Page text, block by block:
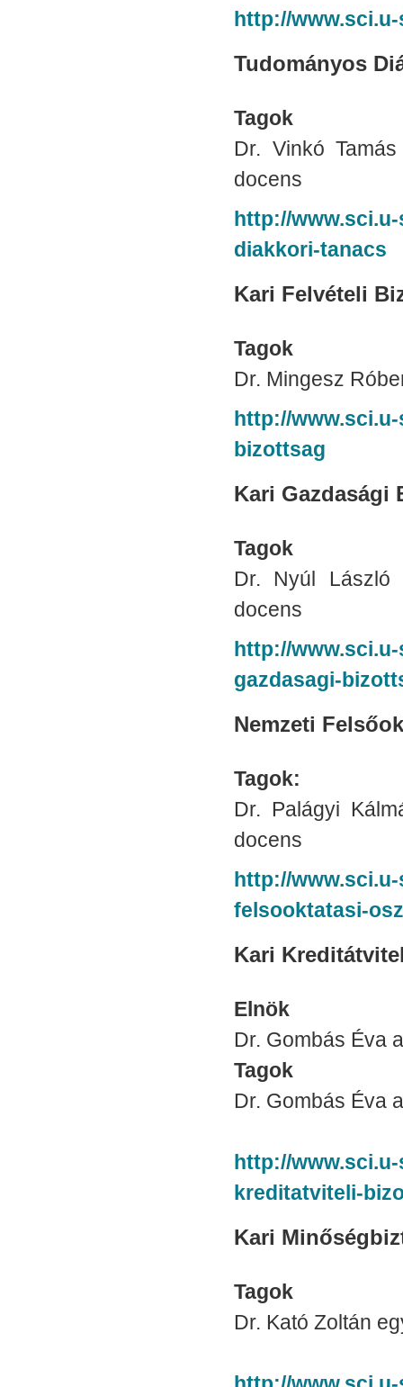
http://
Tudományos
Tagok
Dr. Vinkó
docens
http://
diakkori-tanacs
Kari Felvételi
Tagok
Dr. Mingesz
http://
bizottsag
Kari Gazdasági
Tagok
Dr. Nyúl László
docens
http://
gazdasagi-
Nemzeti
Tagok:
Dr. Palágyi
docens
http://
felsooktatasi-
Kari
Elnök
Dr. Gombás Éva
Tagok
Dr. Gombás Éva
http://
kreditatviteli-
Kari
Tagok
Dr. Kató Zoltán